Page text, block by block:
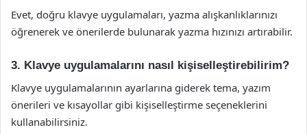
Evet, doğru klavye uygulamaları, yazma alışkanlıklarınızı
öğrenerek ve önerilerde bulunarak yazma hızınızı artırabilir.
3. Klavye uygulamalarını nasıl kişiselleştirebilirim?
Klavye uygulamalarının ayarlarına giderek tema, yazım
önerileri ve kısayollar gibi kişiselleştirme seçeneklerini
kullanabilirsiniz.